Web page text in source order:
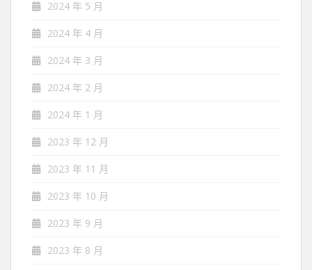
2024 年 5 月
2024 年 4 月
2024 年 3 月
2024 年 2 月
2024 年 1 月
2023 年 12 月
2023 年 11 月
2023 年 10 月
2023 年 9 月
2023 年 8 月